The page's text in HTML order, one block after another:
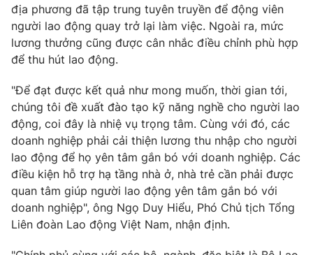
địa phương đã tập trung tuyên truyền để động viên
người lao động quay trở lại làm việc. Ngoài ra, mức
lương thưởng cũng được cân nhắc điều chỉnh phù hợp
để thu hút lao động.
"Để đạt được kết quả như mong muốn, thời gian tới,
chúng tôi đề xuất đào tạo kỹ năng nghề cho người lao
động, coi đây là nhiệ vụ trọng tâm. Cùng với đó, các
doanh nghiệp phải cải thiện lương thu nhập cho người
lao động để họ yên tâm gắn bó với doanh nghiệp. Các
điều kiện hỗ trợ hạ tầng nhà ở, nhà trẻ cần phải được
quan tâm giúp người lao động yên tâm gắn bó với
doanh nghiệp", ông Ngọ Duy Hiểu, Phó Chủ tịch Tổng
Liên đoàn Lao động Việt Nam, nhận định.